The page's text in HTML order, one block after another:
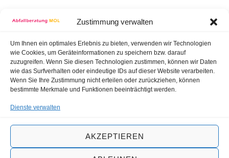
Zustimmung verwalten
Um Ihnen ein optimales Erlebnis zu bieten, verwenden wir Technologien
wie Cookies, um Geräteinformationen zu speichern bzw. darauf
zuzugreifen. Wenn Sie diesen Technologien zustimmen, können wir Daten
wie das Surfverhalten oder eindeutige IDs auf dieser Website verarbeiten.
Wenn Sie Ihre Zustimmung nicht erteilen oder zurückziehen, können
bestimmte Merkmale und Funktionen beeinträchtigt werden.
Dienste verwalten
AKZEPTIEREN
IMPRESSUM
DATENSCHUTZ
Copyright © 2024 Entsorgungsbetrieb Märkisch-